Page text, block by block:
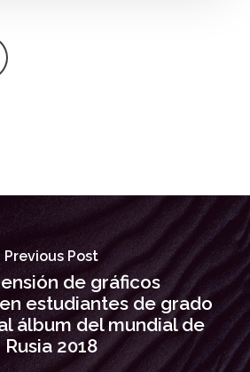
Previous Post
de gráficos
estudiantes de grado
álbum del mundial de
Rusia 2018